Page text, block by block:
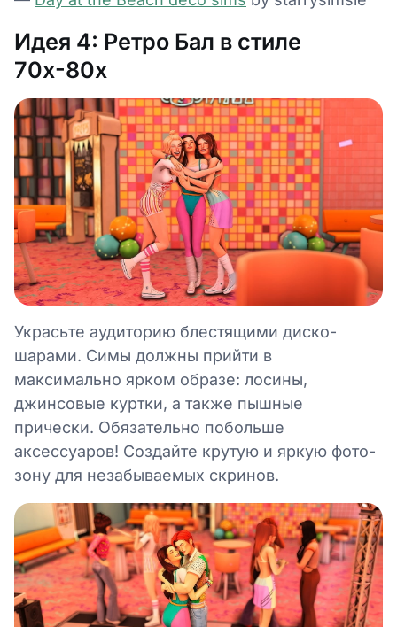
Идея 4: Ретро Бал в стиле
70х-80х
Украсьте аудиторию блестящими диско-
шарами. Симы должны прийти в
максимально ярком образе: лосины,
джинсовые куртки, а также пышные
прически. Обязательно побольше
аксессуаров! Создайте крутую и яркую фото-
зону для незабываемых скринов.